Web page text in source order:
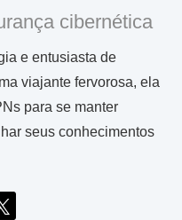
cibernética
e entusiasta de
viajante fervorosa, ela
para se manter
seus conhecimentos